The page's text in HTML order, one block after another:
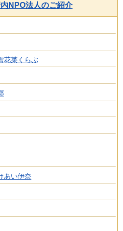
NPO法人のご紹介
花菜くらぶ
あい伊奈